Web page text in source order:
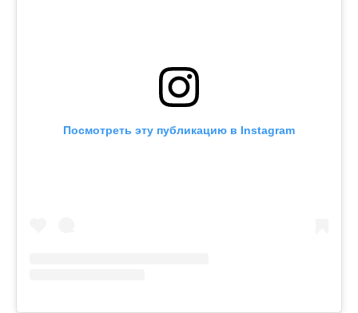
Посмотреть эту публикацию в Instagram